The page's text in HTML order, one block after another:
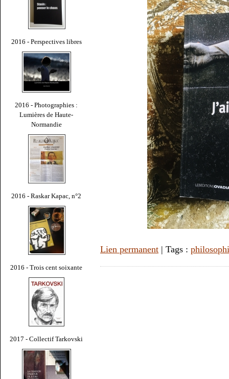
2016 - Perspectives libres
2016 - Photographies :
Lumières de Haute-
Normandie
2016 - Raskar Kapac, n°2
2016 - Trois cent soixante
2017 - Collectif Tarkovski
Lien permanent | Tags :